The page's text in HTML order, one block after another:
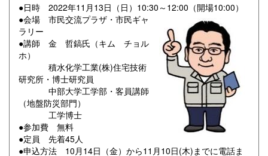
●日時 2022年11月13日（日）10:30～12:00（開場10:00）
●会場 市民交流プラザ・市民ギャ
ラリー
●講師 金 哲鎬氏（キム チョル
ホ）
積水化学工業(株)住宅技術
研究所・博士研究員
中部大学工学部・客員講師
（地盤防災部門）
工学博士
●参加費 無料
●定員 先着45人
●申込方法 10月14日（金）から11月10日(木)までに電話ま